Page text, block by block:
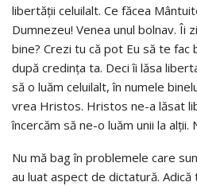
libertăţii celuilalt. Ce făcea
Dumnezeu! Venea unul bolnav. Îi
bine? Crezi tu că pot Eu să te fac
după credinţa ta. Deci îi lăsa
să o luăm celuilalt, în numele
vrea Hristos. Hristos ne-a lăsat
încercăm să ne-o luăm unii la alţii.
Nu mă bag în problemele care
au luat aspect de dictatură.